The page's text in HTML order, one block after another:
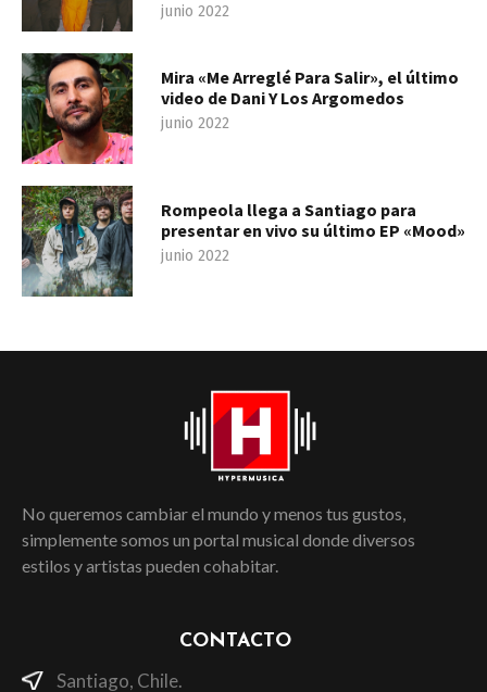
junio 2022
Mira «Me Arreglé Para Salir», el último
video de Dani Y Los Argomedos
junio 2022
Rompeola llega a Santiago para
presentar en vivo su último EP «Mood»
junio 2022
No queremos cambiar el mundo y menos tus gustos,
simplemente somos un portal musical donde diversos
estilos y artistas pueden cohabitar.
CONTACTO
Santiago, Chile.